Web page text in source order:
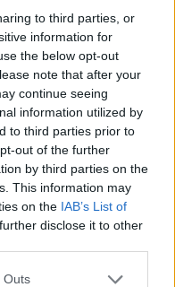
to third parties, or
information for
the below opt-out
note that after your
continue seeing
information utilized by
to third parties prior to
out of the further
by third parties on the
This information may
on the IAB’s List of
disclose it to other
one or more Google
Outs
na rustige week